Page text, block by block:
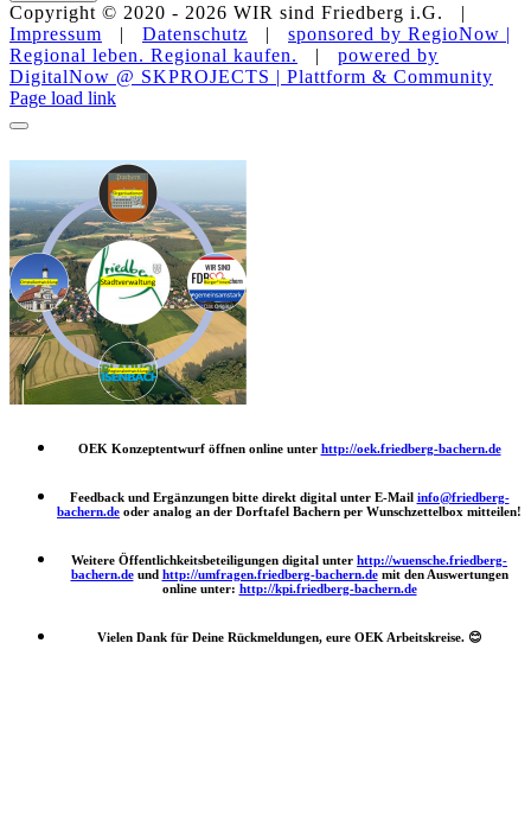
Copyright © 2020 - 2026 WIR sind Friedberg i.G. |
Impressum | Datenschutz | sponsored by RegioNow |
Regional leben. Regional kaufen.
| powered by
DigitalNow @ SKPROJECTS | Plattform & Community
E-
Mail
WhatsApp
Facebook
Instagram
YouTube
Page load link
OEK Konzeptentwurf öffnen online unter http://oek.friedberg-bachern.de
Feedback und Ergänzungen bitte direkt digital unter E-Mail info@friedberg-
bachern.de oder analog an der Dorftafel Bachern per Wunschzettelbox mitteilen!
Weitere Öffentlichkeitsbeteiligungen digital unter http://wuensche.friedberg-
bachern.deund http://umfragen.friedberg-bachern.de mit den Auswertungen
online unter: http://kpi.friedberg-bachern.de
Vielen Dank für Deine Rückmeldungen, eure OEK Arbeitskreise. 😊